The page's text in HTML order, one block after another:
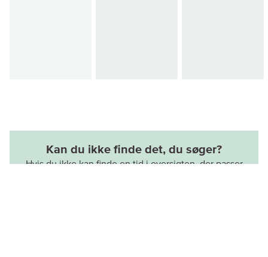
Kan du ikke finde det, du søger?
Hvis du ikke kan finde en tid i oversigten, der passer